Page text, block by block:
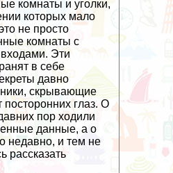
комнаты и уголки,
которых мало
не просто
комнаты с
Эти
в себе
давно
скрывающие
глаз. О
пор ходили
данные, а о
недавно, и тем не
рассказать